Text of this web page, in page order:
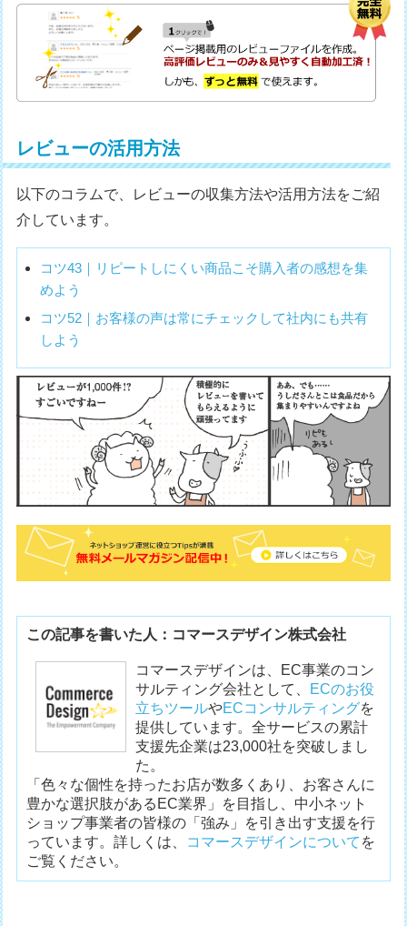
レビューの活用方法
以下のコラムで、レビューの収集方法や活用方法をご紹
介しています。
コツ43｜リピートしにくい商品こそ購入者の感想を集
めよう
コツ52｜お客様の声は常にチェックして社内にも共有
しよう
この記事を書いた人：コマースデザイン株式会社
コマースデザインは、EC事業のコン
サルティング会社として、 ECのお役
立ちツールやECコンサルティングを
提供しています。全サービスの累計
支援先企業は23,000社を突破しまし
た。
「色々な個性を持ったお店が数多くあり、お客さんに
豊かな選択肢があるEC業界」を目指し、中小ネット
ショップ事業者の皆様の「強み」を引き出す支援を行
っています。詳しくは、 コマースデザインについて を
ご覧ください。